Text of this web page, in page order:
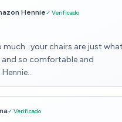
Hennie✓ Verificado
much...your chairs are just
so comfortable and
✓ Verificado